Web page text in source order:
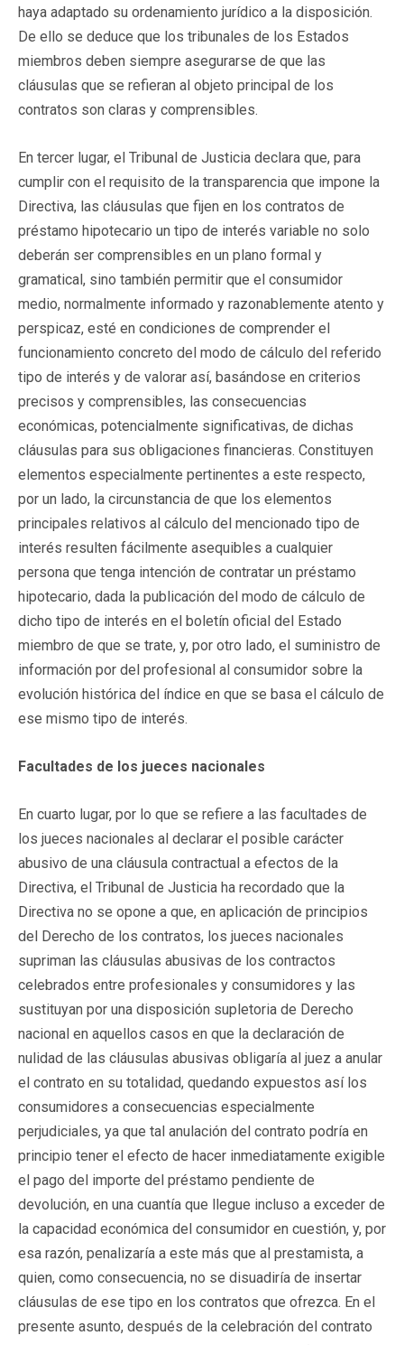
haya adaptado su ordenamiento jurídico a la disposición.
De ello se deduce que los tribunales de los Estados
miembros deben siempre asegurarse de que las
cláusulas que se refieran al objeto principal de los
contratos son claras y comprensibles.
En tercer lugar, el Tribunal de Justicia declara que, para
cumplir con el requisito de la transparencia que impone la
Directiva, las cláusulas que fijen en los contratos de
préstamo hipotecario un tipo de interés variable no solo
deberán ser comprensibles en un plano formal y
gramatical, sino también permitir que el consumidor
medio, normalmente informado y razonablemente atento y
perspicaz, esté en condiciones de comprender el
funcionamiento concreto del modo de cálculo del referido
tipo de interés y de valorar así, basándose en criterios
precisos y comprensibles, las consecuencias
económicas, potencialmente significativas, de dichas
cláusulas para sus obligaciones financieras. Constituyen
elementos especialmente pertinentes a este respecto,
por un lado, la circunstancia de que los elementos
principales relativos al cálculo del mencionado tipo de
interés resulten fácilmente asequibles a cualquier
persona que tenga intención de contratar un préstamo
hipotecario, dada la publicación del modo de cálculo de
dicho tipo de interés en el boletín oficial del Estado
miembro de que se trate, y, por otro lado, el suministro de
información por del profesional al consumidor sobre la
evolución histórica del índice en que se basa el cálculo de
ese mismo tipo de interés.
Facultades de los jueces nacionales
En cuarto lugar, por lo que se refiere a las facultades de
los jueces nacionales al declarar el posible carácter
abusivo de una cláusula contractual a efectos de la
Directiva, el Tribunal de Justicia ha recordado que la
Directiva no se opone a que, en aplicación de principios
del Derecho de los contratos, los jueces nacionales
supriman las cláusulas abusivas de los contractos
celebrados entre profesionales y consumidores y las
sustituyan por una disposición supletoria de Derecho
nacional en aquellos casos en que la declaración de
nulidad de las cláusulas abusivas obligaría al juez a anular
el contrato en su totalidad, quedando expuestos así los
consumidores a consecuencias especialmente
perjudiciales, ya que tal anulación del contrato podría en
principio tener el efecto de hacer inmediatamente exigible
el pago del importe del préstamo pendiente de
devolución, en una cuantía que llegue incluso a exceder de
la capacidad económica del consumidor en cuestión, y, por
esa razón, penalizaría a este más que al prestamista, a
quien, como consecuencia, no se disuadiría de insertar
cláusulas de ese tipo en los contratos que ofrezca. En el
presente asunto, después de la celebración del contrato